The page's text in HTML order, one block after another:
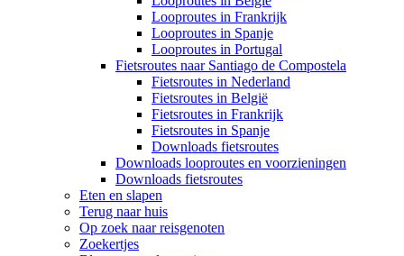
Looproutes in Frankrijk
Looproutes in Spanje
Looproutes in Portugal
Fietsroutes naar Santiago de Compostela
Fietsroutes in Nederland
Fietsroutes in België
Fietsroutes in Frankrijk
Fietsroutes in Spanje
Downloads fietsroutes
Downloads looproutes en voorzieningen
Downloads fietsroutes
Eten en slapen
Terug naar huis
Op zoek naar reisgenoten
Zoekertjes